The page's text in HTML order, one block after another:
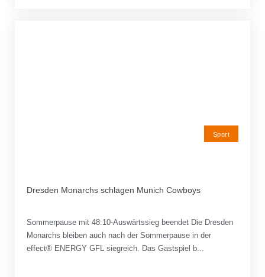
Sport
Dresden Monarchs schlagen Munich Cowboys
Sommerpause mit 48:10-Auswärtssieg beendet Die Dresden
Monarchs bleiben auch nach der Sommerpause in der
effect® ENERGY GFL siegreich. Das Gastspiel b...